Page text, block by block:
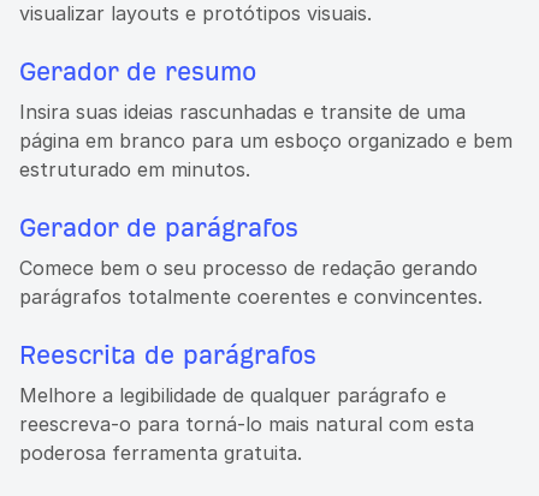
visualizar layouts e protótipos visuais.
Gerador de resumo
Insira suas ideias rascunhadas e transite de uma
página em branco para um esboço organizado e bem
estruturado em minutos.
Gerador de parágrafos
Comece bem o seu processo de redação gerando
parágrafos totalmente coerentes e convincentes.
Reescrita de parágrafos
Melhore a legibilidade de qualquer parágrafo e
reescreva-o para torná-lo mais natural com esta
poderosa ferramenta gratuita.